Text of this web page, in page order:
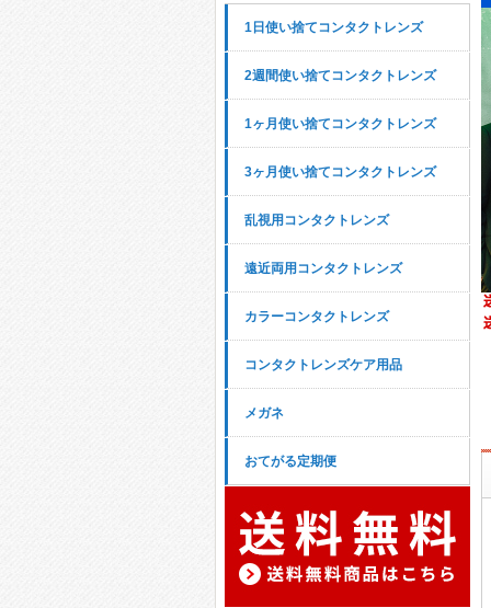
1日使い捨てコンタクトレンズ
2週間使い捨てコンタクトレンズ
1ヶ月使い捨てコンタクトレンズ
3ヶ月使い捨てコンタクトレンズ
乱視用コンタクトレンズ
遠近両用コンタクトレンズ
カラーコンタクトレンズ
コンタクトレンズケア用品
メガネ
おてがる定期便